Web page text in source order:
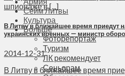
Сейм Литвы
Культура
Больше
Фоторепортаж
Туризм
ЛК рекомендует
Сеньорам
шпионаже в [...]
В Литву в ближайшее время приедут
украинских военных — министр
2014-12-31
В Литву в ближайшее время